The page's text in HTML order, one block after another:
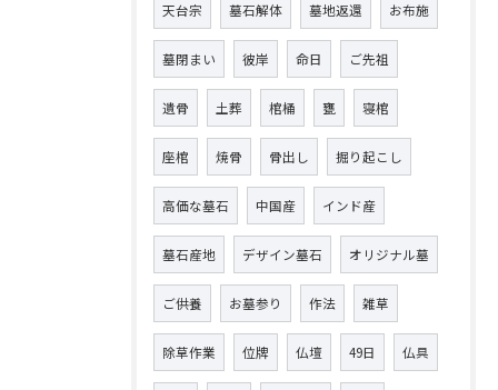
天台宗 墓石解体 墓地返還 お布施
墓閉まい 彼岸 命日 ご先祖
遺骨 土葬 棺桶 甕 寝棺
座棺 焼骨 骨出し 掘り起こし
高価な墓石 中国産 インド産
墓石産地 デザイン墓石 オリジナル墓
ご供養 お墓参り 作法 雑草
除草作業 位牌 仏壇 49日 仏具